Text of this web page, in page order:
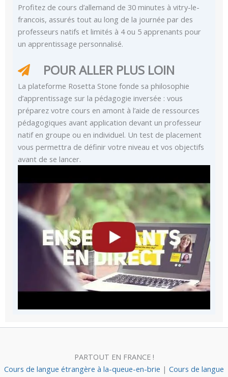
Profitez de cours d’allemand de 30 minutes à vitry-le-
francois, assurés tout au long de la journée par des
professeurs natifs et limités à 4 ou 5 apprenants pour
un apprentissage personnalisé.
POUR ALLER PLUS LOIN
La plateforme Rosetta Stone fonde sa philosophie
d’apprentissage sur la pédagogie inversée : vous
préparez votre cours en amont à l’aide de ressources
pédagogiques avant application devant un professeur
natif en groupe ou en individuel. Un test de placement
vous permettra de définir votre niveau et vos objectifs
avant de se lancer.
PARTOUT EN FRANCE !
Cours de langue étrangère à la-queue-en-brie | Cours de langue